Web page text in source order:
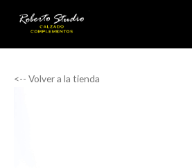
<-- Volver a la tienda